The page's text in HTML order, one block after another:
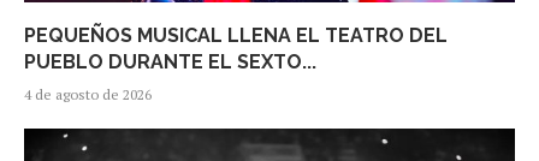
PEQUEÑOS MUSICAL LLENA EL TEATRO DEL
PUEBLO DURANTE EL SEXTO...
4 de agosto de 2026